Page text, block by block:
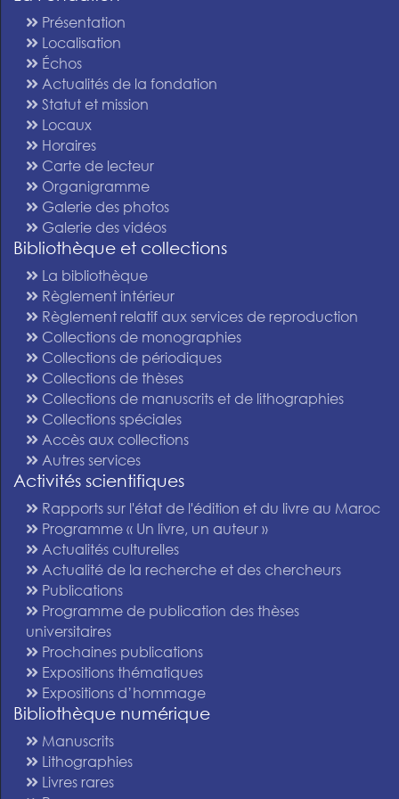
Présentation
Localisation
Échos
Actualités de la fondation
Statut et mission
Locaux
Horaires
Carte de lecteur
Organigramme
Galerie des photos
Galerie des vidéos
Bibliothèque et collections
La bibliothèque
Règlement intérieur
Règlement relatif aux services de reproduction
Collections de monographies
Collections de périodiques
Collections de thèses
Collections de manuscrits et de lithographies
Collections spéciales
Accès aux collections
Autres services
Activités scientifiques
Rapports sur l'état de l'édition et du livre au Maroc
Programme « Un livre, un auteur »
Actualités culturelles
Actualité de la recherche et des chercheurs
Publications
Programme de publication des thèses
universitaires
Prochaines publications
Expositions thématiques
Expositions d’hommage
Bibliothèque numérique
Manuscrits
Lithographies
Livres rares